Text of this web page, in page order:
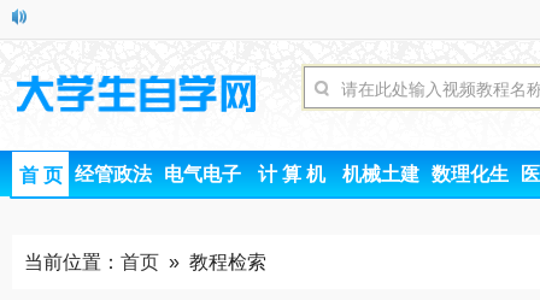
首 页 经管政法 电气电子 计 算 机 机械土建 数理化生
当前位置： 首页 » 教程检索